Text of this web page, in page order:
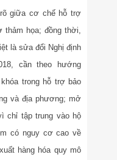
giữa cơ chế hỗ trợ
thảm họa; đồng thời,
là sửa đổi Nghị định
cần theo hướng
trong hỗ trợ bảo
và địa phương; mở
chỉ tập trung vào hộ
có nguy cơ cao về
hàng hóa quy mô